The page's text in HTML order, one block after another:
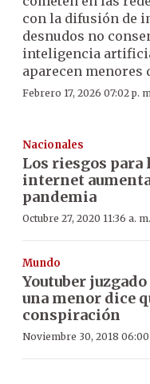
con la difusión de
desnudos no
inteligencia
aparecen menores
Febrero 17, 2026 07:02 p.
Nacionales
Los riesgos para
internet
pandemia
Octubre 27, 2020 11:36 a. m.
Mundo
Youtuber juzgado
una menor dice
conspiración
Noviembre 30, 2018 06:00